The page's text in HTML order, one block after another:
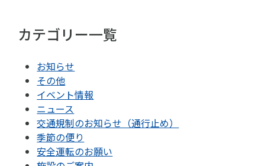
カテゴリー一覧
お知らせ
その他
イベント情報
ニュース
交通規制のお知らせ（通行止め）
季節の便り
安全運転のお願い